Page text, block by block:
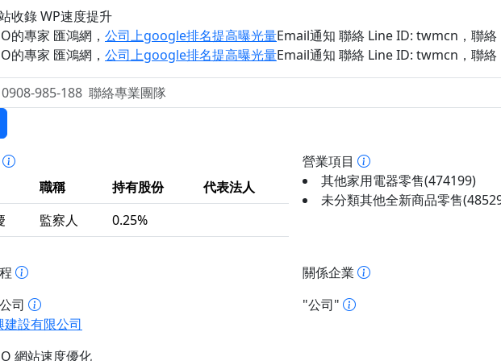
收錄 WP速度提升
的專家 匯鴻網 ， 公司上google排名提高曝光量Email通知 聯絡 Line ID: twmcn ，聯
的專家 匯鴻網 ， 公司上google排名提高曝光量Email通知 聯絡 Line ID: twmcn ，聯
職稱
持有股份
代表法人
監察人 0.25%
營業項目
其他家用電器零售(474199)
未分類其他全新商品零售
關係企業
司
建設有限公司
"公司"
網站速度優化